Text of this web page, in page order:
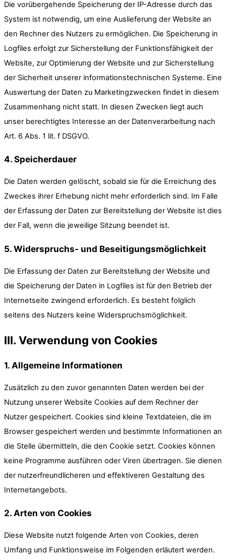
Die vorübergehende Speicherung der IP-Adresse durch das
System ist notwendig, um eine Auslieferung der Website an
den Rechner des Nutzers zu ermöglichen. Die Speicherung in
Logfiles erfolgt zur Sicherstellung der Funktionsfähigkeit der
Website, zur Optimierung der Website und zur Sicherstellung
der Sicherheit unserer informationstechnischen Systeme. Eine
Auswertung der Daten zu Marketingzwecken findet in diesem
Zusammenhang nicht statt. In diesen Zwecken liegt auch
unser berechtigtes Interesse an der Datenverarbeitung nach
Art. 6 Abs. 1 lit. f DSGVO.
4. Speicherdauer
Die Daten werden gelöscht, sobald sie für die Erreichung des
Zweckes ihrer Erhebung nicht mehr erforderlich sind. Im Falle
der Erfassung der Daten zur Bereitstellung der Website ist dies
der Fall, wenn die jeweilige Sitzung beendet ist.
5. Widerspruchs- und Beseitigungsmöglichkeit
Die Erfassung der Daten zur Bereitstellung der Website und
die Speicherung der Daten in Logfiles ist für den Betrieb der
Internetseite zwingend erforderlich. Es besteht folglich
seitens des Nutzers keine Widerspruchsmöglichkeit.
III. Verwendung von Cookies
1. Allgemeine Informationen
Zusätzlich zu den zuvor genannten Daten werden bei der
Nutzung unserer Website Cookies auf dem Rechner der
Nutzer gespeichert. Cookies sind kleine Textdateien, die im
Browser gespeichert werden und bestimmte Informationen an
die Stelle übermitteln, die den Cookie setzt. Cookies können
keine Programme ausführen oder Viren übertragen. Sie dienen
der nutzerfreundlicheren und effektiveren Gestaltung des
Internetangebots.
2. Arten von Cookies
Diese Website nutzt folgende Arten von Cookies, deren
Umfang und Funktionsweise im Folgenden erläutert werden.